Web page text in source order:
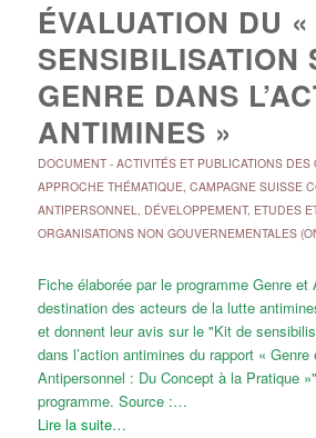
ÉVALUATION DU
SENSIBILISATION
GENRE DANS
ANTIMINES »
DOCUMENT- ACTIVITÉS ET PUBLICATIONS DES
APPROCHE THÉMATIQUE, CAMPAGNE SUISSE
ANTIPERSONNEL, DÉVELOPPEMENT, ETUDES
ORGANISATIONS NON GOUVERNEMENTALES
Fiche élaborée par le programme Genre
destination des acteurs de la lutte
et donnent leur avis sur le "Kit de
dans l’action antimines du rapport « Genre
Antipersonnel : Du Concept à la Pratique
programme. Source :…
Lire la suite…